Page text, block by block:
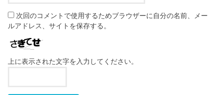
次回のコメントで使用するためブラウザーに自分の名前、メー
ルアドレス、サイトを保存する。
上に表示された文字を入力してください。